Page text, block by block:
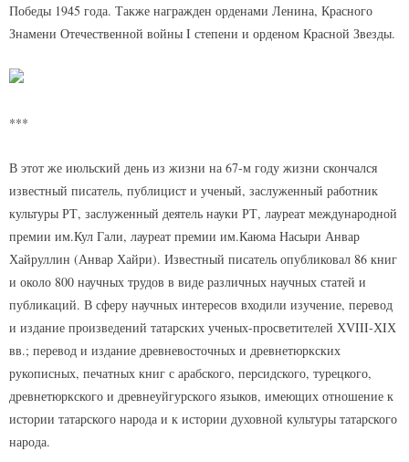
Победы 1945 года. Также награжден орденами Ленина, Красного
Знамени Отечественной войны I степени и орденом Красной Звезды.
***
В этот же июльский день из жизни на 67-м году жизни скончался
известный писатель, публицист и ученый, заслуженный работник
культуры РТ, заслуженный деятель науки РТ, лауреат международной
премии им.Кул Гали, лауреат премии им.Каюма Насыри Анвар
Хайруллин (Анвар Хайри). Известный писатель опубликовал 86 книг
и около 800 научных трудов в виде различных научных статей и
публикаций. В сферу научных интересов входили изучение, перевод
и издание произведений татарских ученых-просветителей ХVIII-ХIХ
вв.; перевод и издание древневосточных и древнетюркских
рукописных, печатных книг с арабского, персидского, турецкого,
древнетюркского и древнеуйгурского языков, имеющих отношение к
истории татарского народа и к истории духовной культуры татарского
народа.